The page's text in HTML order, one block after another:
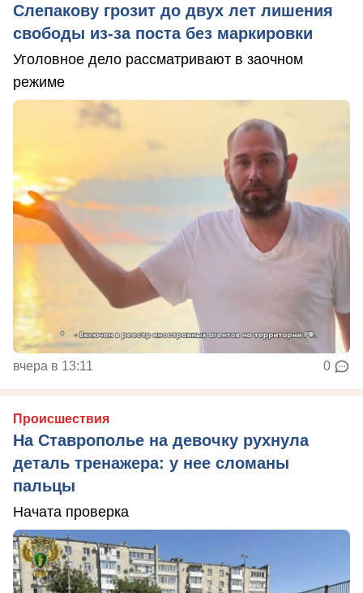
Слепакову грозит до двух лет лишения
свободы из-за поста без маркировки
Уголовное дело рассматривают в заочном
режиме
вчера в 13:11 0
Происшествия
На Ставрополье на девочку рухнула
деталь тренажера: у нее сломаны
пальцы
Начата проверка